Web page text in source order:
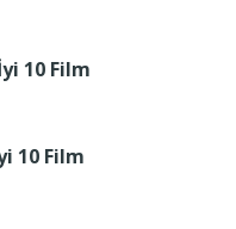
10 Film
10 Film